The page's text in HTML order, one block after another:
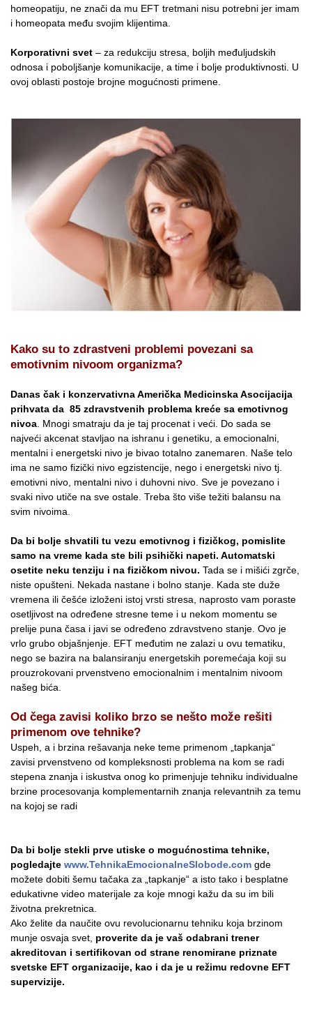
homeopatiju, ne znači da mu EFT tretmani nisu potrebni jer imam
i homeopata među svojim klijentima.
Korporativni svet – za redukciju stresa, boljih međuljudskih
odnosa i poboljšanje komunikacije, a time i bolje produktivnosti. U
ovoj oblasti postoje brojne mogućnosti primene.
Kako su to zdrastveni problemi povezani sa
emotivnim nivoom organizma?
Danas čak i konzervativna Američka Medicinska Asocijacija
prihvata da 85 zdravstvenih problema kreće sa emotivnog
nivoa . Mnogi smatraju da je taj procenat i veći. Do sada se
najveći akcenat stavljao na ishranu i genetiku, a emocionalni,
mentalni i energetski nivo je bivao totalno zanemaren. Naše telo
ima ne samo fizički nivo egzistencije, nego i energetski nivo tj.
emotivni nivo, mentalni nivo i duhovni nivo. Sve je povezano i
svaki nivo utiče na sve ostale. Treba što više težiti balansu na
svim nivoima.
Da bi bolje shvatili tu vezu emotivnog i fizičkog, pomislite
samo na vreme kada ste bili psihički napeti. Automatski
osetite neku tenziju i na fizičkom nivou. Tada se i mišići zgrče,
niste opušteni. Nekada nastane i bolno stanje. Kada ste duže
vremena ili češće izloženi istoj vrsti stresa, naprosto vam poraste
osetljivost na određene stresne teme i u nekom momentu se
prelije puna časa i javi se određeno zdravstveno stanje. Ovo je
vrlo grubo objašnjenje. EFT međutim ne zalazi u ovu tematiku,
nego se bazira na balansiranju energetskih poremećaja koji su
prouzrokovani prvenstveno emocionalnim i mentalnim nivoom
našeg bića.
Od čega zavisi koliko brzo se nešto može rešiti
primenom ove tehnike?
Uspeh, a i brzina rešavanja neke teme primenom „tapkanja“
zavisi prvenstveno od kompleksnosti problema na kom se radi
stepena znanja i iskustva onog ko primenjuje tehniku individualne
brzine procesovanja komplementarnih znanja relevantnih za temu
na kojoj se radi
Da bi bolje stekli prve utiske o mogućnostima tehnike,
pogledajte www.TehnikaEmocionalneSlobode.com gde
možete dobiti šemu tačaka za „tapkanje“ a isto tako i besplatne
edukativne video materijale za koje mnogi kažu da su im bili
životna prekretnica.
Ako želite da naučite ovu revolucionarnu tehniku koja brzinom
munje osvaja svet, proverite da je vaš odabrani trener
akreditovan i sertifikovan od strane renomirane priznate
svetske EFT organizacije, kao i da je u režimu redovne EFT
supervizije.